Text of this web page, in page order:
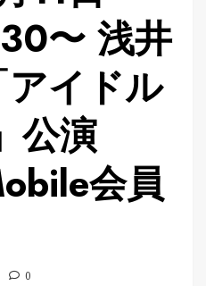
〜 浅井
イドル
公演
会員
0